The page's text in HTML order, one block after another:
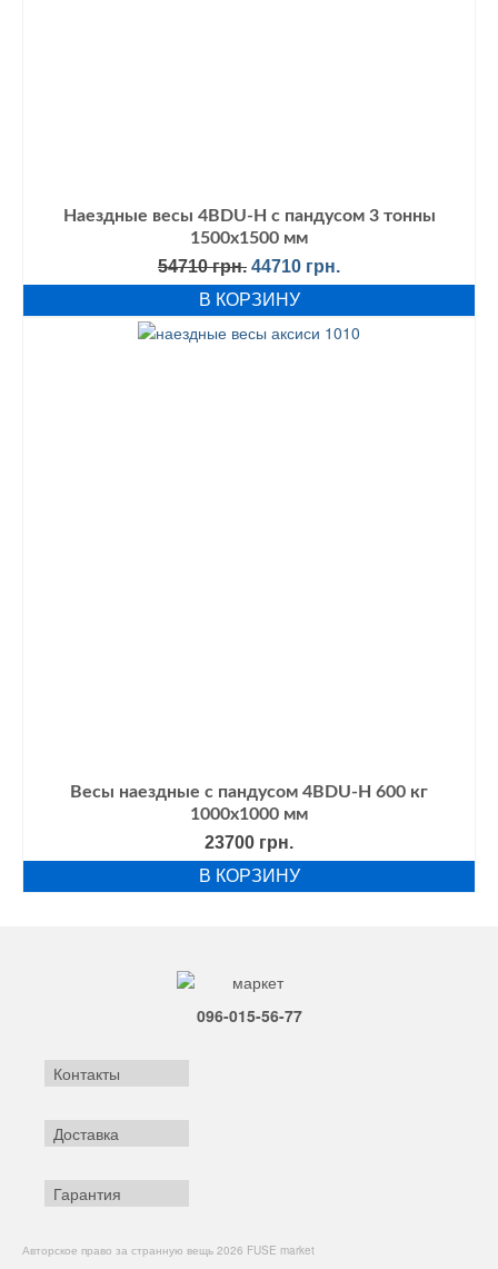
Наездные весы 4BDU-Н с пандусом 3 тонны
1500х1500 мм
54710грн. Первоначальная
цена
составляла
54710 грн..
44710 грн.Текущая
цена:
В КОРЗИНУ
Весы наездные с пандусом 4BDU-Н 600 кг
1000х1000 мм
23700 грн.
В КОРЗИНУ
096-015-56-77
Контакты
Доставка
Гарантия
Авторское право за странную вещь 2026 FUSE market